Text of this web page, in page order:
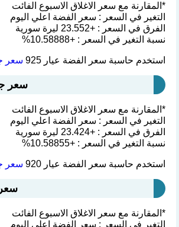
*المقارنة مع سعر الاغلاق الاسبوع الفائت
التغير في السعر : سعر الفضة اعلي اليوم
الفرق في السعر : +23.552 ليرة سورية
نسبة التغير في السعر : +10.58888%
استخدم حاسبة سعر الفضة عيار 925 سعر
سعر جرام الفضة
*المقارنة مع سعر الاغلاق الاسبوع الفائت
التغير في السعر : سعر الفضة اعلي اليوم
الفرق في السعر : +23.424 ليرة سورية
نسبة التغير في السعر : +10.58855%
استخدم حاسبة سعر الفضة عيار 920 سعر جرام
سعر جرام
*المقارنة مع سعر الاغلاق الاسبوع الفائت
التغير في السعر : سعر الفضة اعلي اليوم